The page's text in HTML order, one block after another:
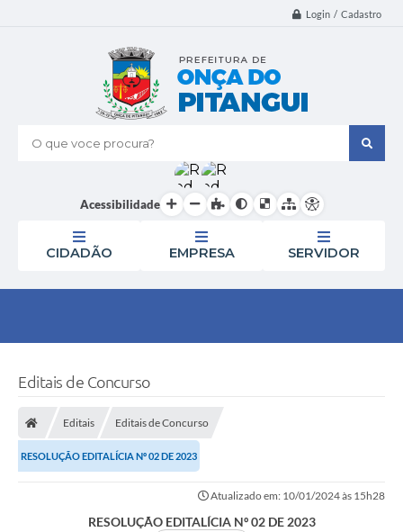
Login / Cadastro
O que voce procura?
Acessibilidade
CIDADÃO EMPRESA SERVIDOR
Editais de Concurso
Editais Editais de Concurso
RESOLUÇÃO EDITALÍCIA Nº 02 DE 2023
Atualizado em: 10/01/2024 às 15h28
RESOLUÇÃO EDITALÍCIA Nº 02 DE 2023